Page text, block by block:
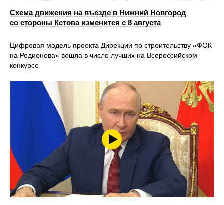
Схема движения на въезде в Нижний Новгород
со стороны Кстова изменится с 8 августа
Цифровая модель проекта Дирекции по строительству «ФОК
на Родионова» вошла в число лучших на Всероссийском
конкурсе